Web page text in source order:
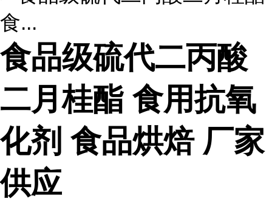
食...
食品级硫代二丙酸
二月桂酯 食用抗氧
化剂 食品烘焙 厂家
供应